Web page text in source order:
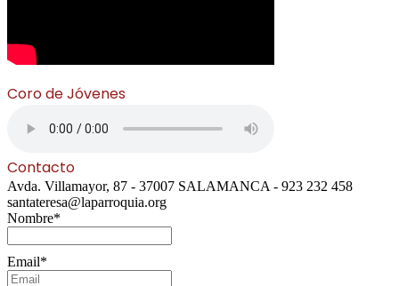
Coro de Jóvenes
Contacto
Avda. Villamayor, 87 - 37007 SALAMANCA - 923 232 458
santateresa@laparroquia.org
Nombre*
Email*